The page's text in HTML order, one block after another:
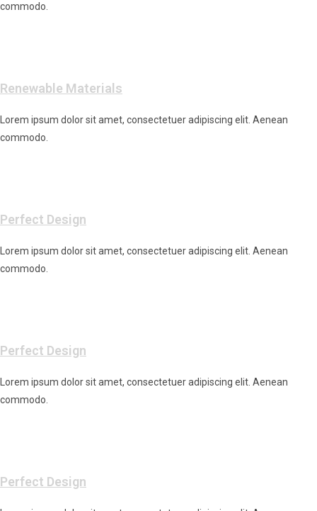
commodo.
Renewable Materials
Lorem ipsum dolor sit amet, consectetuer adipiscing elit. Aenean
commodo.
Perfect Design
Lorem ipsum dolor sit amet, consectetuer adipiscing elit. Aenean
commodo.
Perfect Design
Lorem ipsum dolor sit amet, consectetuer adipiscing elit. Aenean
commodo.
Perfect Design